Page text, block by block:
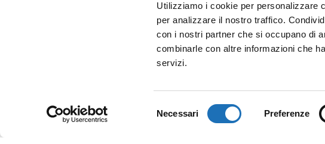
Utilizziamo i cookie per personalizzare
per analizzare il nostro traffico.
con i nostri partner che si occupano di
combinarle con altre informazioni che
servizi.
Necessari Preferenze